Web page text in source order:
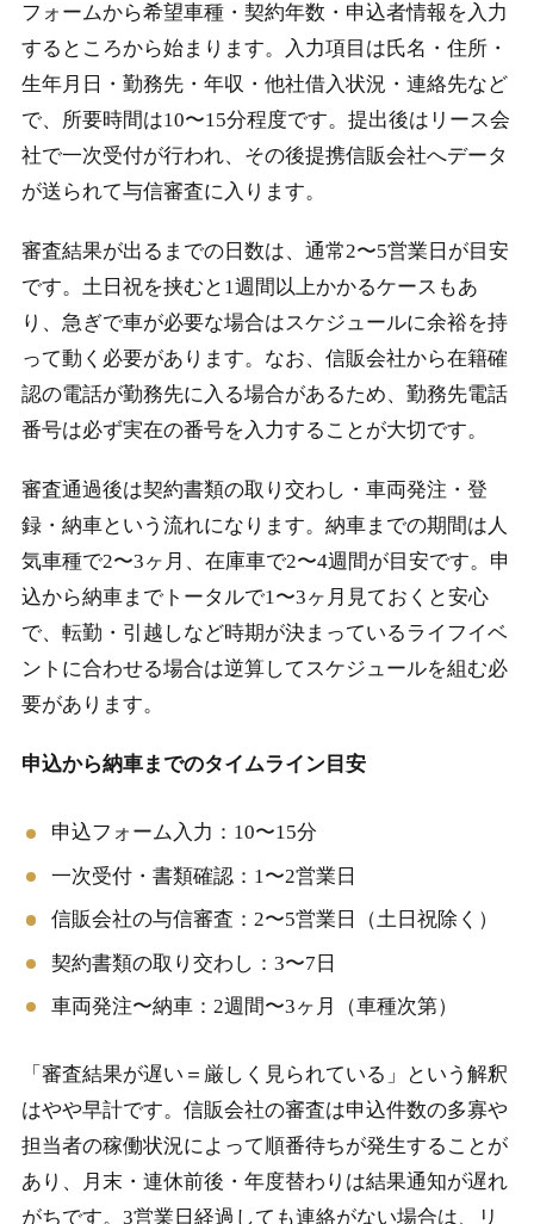
フォームから希望車種・契約年数・申込者情報を入力
するところから始まります。入力項目は氏名・住所・
生年月日・勤務先・年収・他社借入状況・連絡先など
で、所要時間は10〜15分程度です。提出後はリース会
社で一次受付が行われ、その後提携信販会社へデータ
が送られて与信審査に入ります。
審査結果が出るまでの日数は、通常2〜5営業日が目安
です。土日祝を挟むと1週間以上かかるケースもあ
り、急ぎで車が必要な場合はスケジュールに余裕を持
って動く必要があります。なお、信販会社から在籍確
認の電話が勤務先に入る場合があるため、勤務先電話
番号は必ず実在の番号を入力することが大切です。
審査通過後は契約書類の取り交わし・車両発注・登
録・納車という流れになります。納車までの期間は人
気車種で2〜3ヶ月、在庫車で2〜4週間が目安です。申
込から納車までトータルで1〜3ヶ月見ておくと安心
で、転勤・引越しなど時期が決まっているライフイベ
ントに合わせる場合は逆算してスケジュールを組む必
要があります。
申込から納車までのタイムライン目安
申込フォーム入力：10〜15分
一次受付・書類確認：1〜2営業日
信販会社の与信審査：2〜5営業日（土日祝除く）
契約書類の取り交わし：3〜7日
車両発注〜納車：2週間〜3ヶ月（車種次第）
「審査結果が遅い＝厳しく見られている」という解釈
はやや早計です。信販会社の審査は申込件数の多寡や
担当者の稼働状況によって順番待ちが発生することが
あり、月末・連休前後・年度替わりは結果通知が遅れ
がちです。3営業日経過しても連絡がない場合は、リ